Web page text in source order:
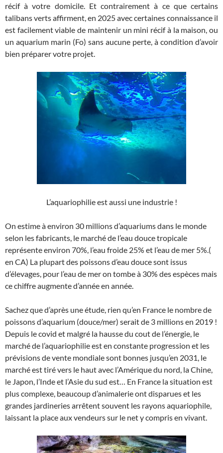
récif à votre domicile. Et contrairement à ce que certains
talibans verts affirment, en 2025 avec certaines connaissance il
est facilement viable de maintenir un mini récif à la maison, ou
un aquarium marin (Fo) sans aucune perte, à condition d’avoir
bien préparer votre projet.
L’aquariophilie est aussi une industrie !
On estime à environ 30 millions d’aquariums dans le monde
selon les fabricants, le marché de l’eau douce tropicale
représente environ 70%, l’eau froide 25% et l’eau de mer 5%.(
en CA) La plupart des poissons d’eau douce sont issus
d’élevages, pour l’eau de mer on tombe à 30% des espèces mais
ce chiffre augmente d’année en année.
Sachez que d’après une étude, rien qu’en France le nombre de
poissons d’aquarium (douce/mer) serait de 3 millions en 2019 !
Depuis le covid et malgré la hausse du cout de l’énergie, le
marché de l’aquariophilie est en constante progression et les
prévisions de vente mondiale sont bonnes jusqu’en 2031, le
marché est tiré vers le haut avec l’Amérique du nord, la Chine,
le Japon, l’Inde et l’Asie du sud est… En France la situation est
plus complexe, beaucoup d’animalerie ont disparues et les
grandes jardineries arrêtent souvent les rayons aquariophile,
laissant la place aux vendeurs sur le net y compris en vivant.